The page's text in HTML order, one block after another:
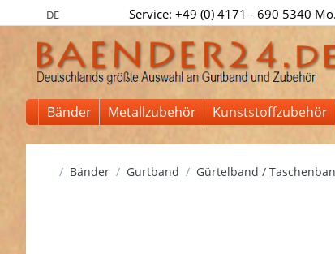
DE Service: +49 (0) 4171 - 690 5340
Bänder Metallzubehör Kunststoffzubehör
Startseite
Bänder Gurtband Gürtelband /